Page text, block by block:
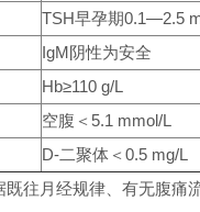
TSH早孕期0.1—2.5
IgM阴性为安全
Hb≥110 g/L
空腹＜5.1 mmol/L
D-二聚体＜0.5 mg/L
往月经规律、有无腹痛